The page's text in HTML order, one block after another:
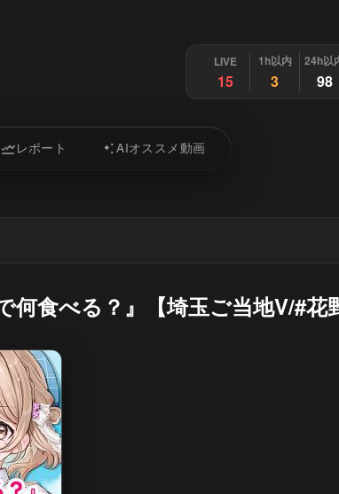
LIVE
15
1h以内
3
24h以
98
レポート AIオススメ動画
何食べる？』【埼玉ご当地V/#